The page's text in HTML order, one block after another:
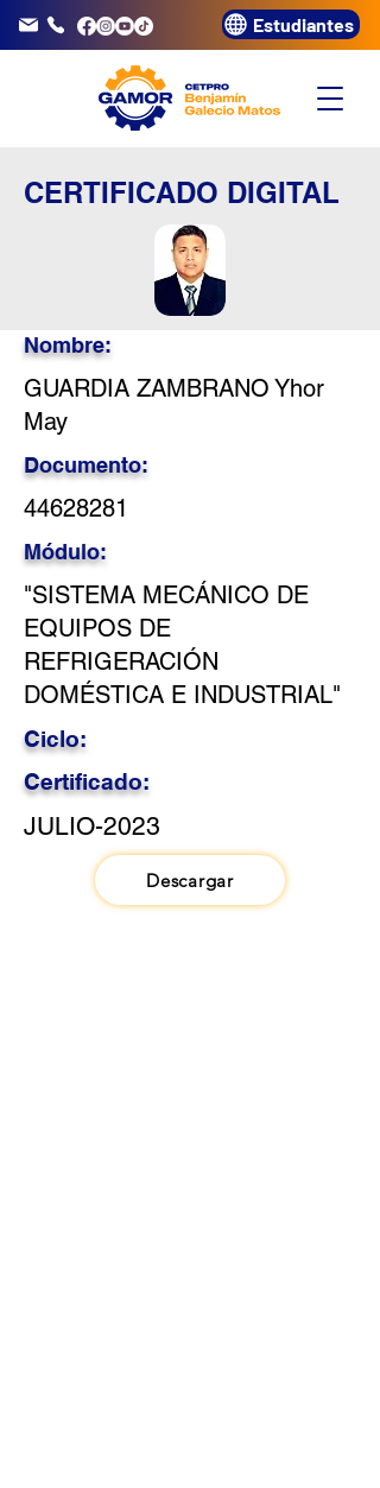
3320072 Estudiantes
CERTIFICADO DIGITAL
Nombre:
GUARDIA ZAMBRANO Yhor
May
Documento:
44628281
Módulo:
"SISTEMA MECÁNICO DE
EQUIPOS DE
REFRIGERACIÓN
DOMÉSTICA E INDUSTRIAL"
Ciclo:
Certificado:
JULIO-2023
Descargar